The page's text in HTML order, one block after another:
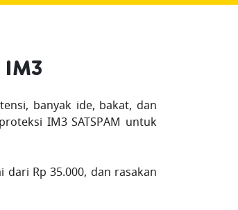
banyak ide, bakat, dan
IM3 SATSPAM untuk
Rp 35.000, dan rasakan